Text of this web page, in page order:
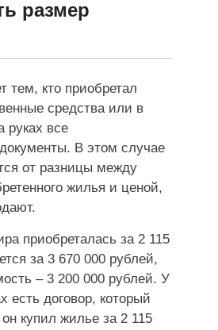
размер
тем, кто приобретал
средства или в
руках все
В этом случае
от разницы между
жилья и ценой,
приобреталась за 2 115
за 3 670 000 рублей,
– 3 200 000 рублей. У
есть договор, который
купил жилье за 2 115